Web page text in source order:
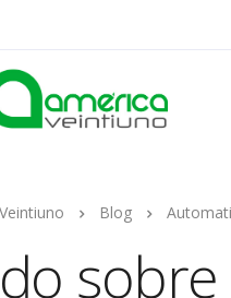
Blog